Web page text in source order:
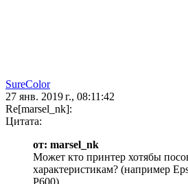
SureColor
27 янв. 2019 г., 08:11:42
Re[marsel_nk]:
Цитата:
от: marsel_nk
Может кто принтер хотябы
характеристикам? (например